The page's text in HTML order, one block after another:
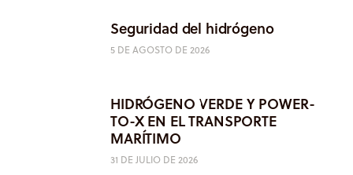
Seguridad del hidrógeno
5 DE AGOSTO DE 2026
HIDRÓGENO VERDE Y POWER-
TO-X EN EL TRANSPORTE
MARÍTIMO
31 DE JULIO DE 2026